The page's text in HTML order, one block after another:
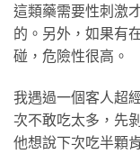
這類藥需要性刺激
的。另外，如果有
碰，危險性很高。
我遇過一個客人超
次不敢吃太多，先
他想說下次吃半顆